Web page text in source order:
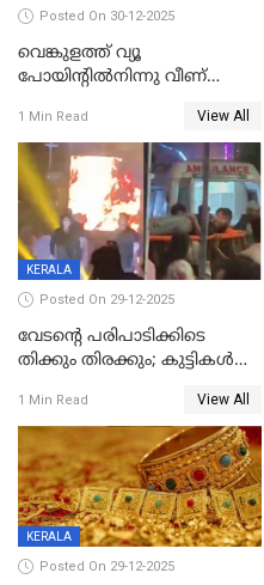
Posted On 30-12-2025
വെങ്കുളത്ത് വ്യൂ
പോയിന്റിൽനിന്നു വീണ്
1 Min Read View All
KERALA
Posted On 29-12-2025
വേടന്റെ പരിപാടിക്കിടെ
തിക്കും തിരക്കും; കുട്ടികള്‍
പരിക്ക്; പാളം മറികടന്ന
യുവാവ് ട്രെയിന്‍ തട്ടി മരിച്ചു
1 Min Read View All
KERALA
Posted On 29-12-2025